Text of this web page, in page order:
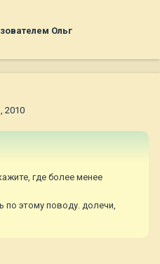
Ольг
2010
где более менее
по этому поводу. долечи,